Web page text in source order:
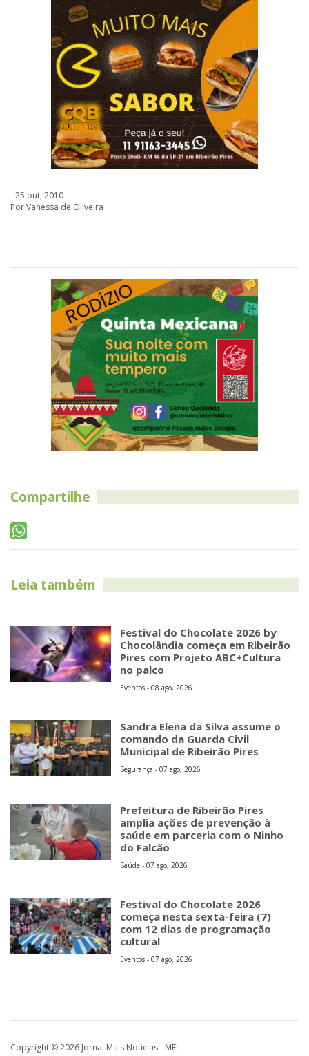
- 25 out, 2010
Por Vanessa de Oliveira
Compartilhe
Leia também
Festival do Chocolate 2026 by
Chocolândia começa em Ribeirão
Pires com Projeto ABC+Cultura
no palco
Eventos - 08 ago, 2026
Sandra Elena da Silva assume o
comando da Guarda Civil
Municipal de Ribeirão Pires
Segurança - 07 ago, 2026
Prefeitura de Ribeirão Pires
amplia ações de prevenção à
saúde em parceria com o Ninho
do Falcão
Saúde - 07 ago, 2026
Festival do Chocolate 2026
começa nesta sexta-feira (7)
com 12 dias de programação
cultural
Eventos - 07 ago, 2026
Copyright © 2026 Jornal Mais Noticias - MEI